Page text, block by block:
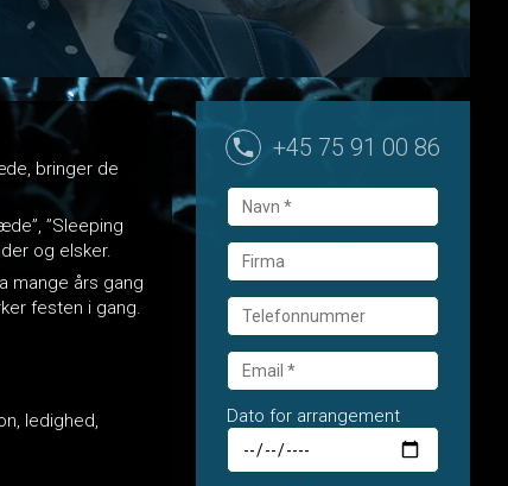
bringer de
”Sleeping
og elsker.
mange års gang
festen i gang.
ledighed,
+45 75 91 00 86
Dato for arrangement